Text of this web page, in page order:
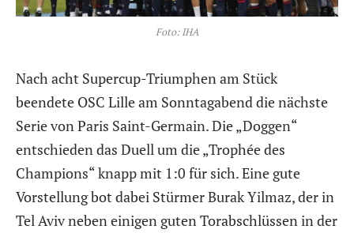
Foto: IHA
Nach acht Supercup-Triumphen am Stück
beendete OSC Lille am Sonntagabend die nächste
Serie von Paris Saint-Germain. Die „Doggen“
entschieden das Duell um die „Trophée des
Champions“ knapp mit 1:0 für sich. Eine gute
Vorstellung bot dabei Stürmer Burak Yilmaz, der in
Tel Aviv neben einigen guten Torabschlüssen in der